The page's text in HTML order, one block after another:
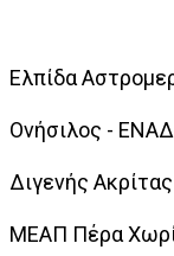
Ελπίδα
Ονήσιλος -
Διγενής
ΜΕΑΠ Πέρα